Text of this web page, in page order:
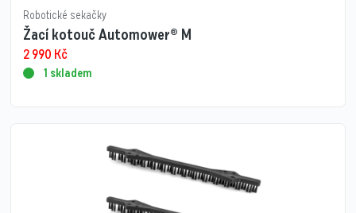
Robotické sekačky
Žací kotouč Automower® M
2 990 Kč
1 skladem